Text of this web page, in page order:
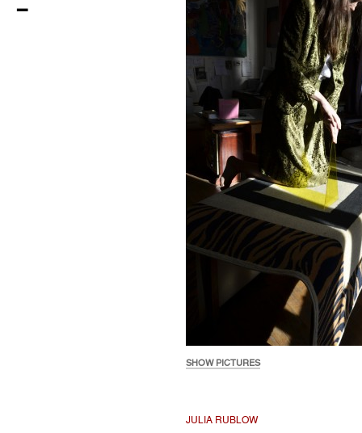
SHOW PICTURES
JULIA RUBLOW